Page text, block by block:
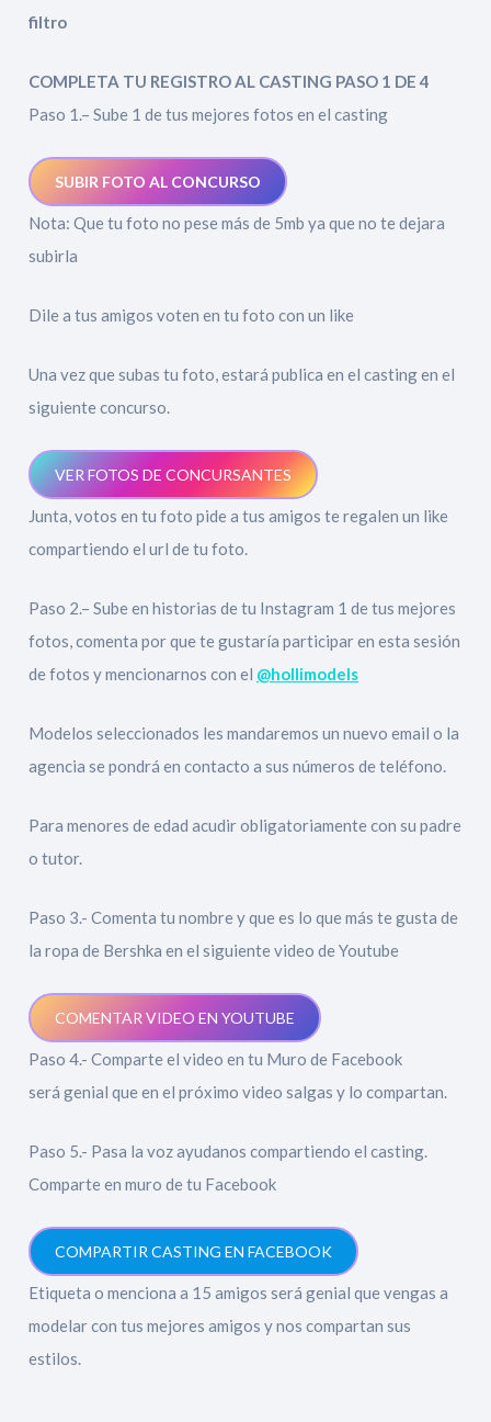
filtro
COMPLETA TU REGISTRO AL CASTING PASO 1 DE 4
Paso 1.– Sube 1 de tus mejores fotos en el casting
SUBIR FOTO AL CONCURSO
Nota: Que tu foto no pese más de 5mb ya que no te dejara
subirla
Dile a tus amigos voten en tu foto con un like
Una vez que subas tu foto, estará publica en el casting en el
siguiente concurso.
VER FOTOS DE CONCURSANTES
Junta, votos en tu foto pide a tus amigos te regalen un like
compartiendo el url de tu foto.
Paso 2.– Sube en historias de tu Instagram 1 de tus mejores
fotos, comenta por que te gustaría participar en esta sesión
de fotos y mencionarnos con el @hollimodels
Modelos seleccionados les mandaremos un nuevo email o la
agencia se pondrá en contacto a sus números de teléfono.
Para menores de edad acudir obligatoriamente con su padre
o tutor.
Paso 3.- Comenta tu nombre y que es lo que más te gusta de
la ropa de Bershka en el siguiente video de Youtube
COMENTAR VIDEO EN YOUTUBE
Paso 4.- Comparte el video en tu Muro de Facebook
será genial que en el próximo video salgas y lo compartan.
Paso 5.- Pasa la voz ayudanos compartiendo el casting.
Comparte en muro de tu Facebook
COMPARTIR CASTING EN FACEBOOK
Etiqueta o menciona a 15 amigos será genial que vengas a
modelar con tus mejores amigos y nos compartan sus
estilos.